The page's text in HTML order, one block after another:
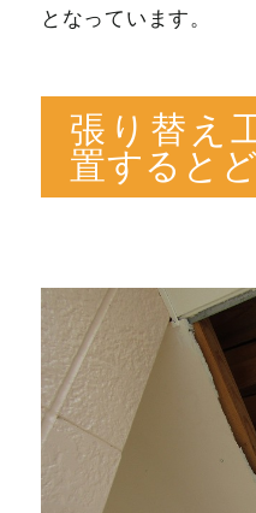
となっています。
張り替え
置すると